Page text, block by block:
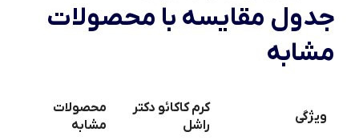
جدول مقایسه با محصولات
مشابه
ویژگی
کرم کاکائو دکتر
راشل
محصولات
مشابه